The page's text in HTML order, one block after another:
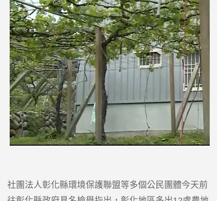
社團法人彰化縣環境保護聯盟等多個公民團體今天前